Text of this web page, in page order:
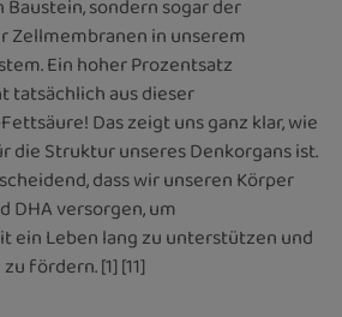
sondern sogar der
Zellmembranen in unserem
Ein hoher Prozentsatz
tatsächlich aus dieser
Das zeigt uns ganz klar, wie
die Struktur unseres Denkorgans ist.
dass wir unseren Körper
DHA versorgen, um
ein Leben lang zu unterstützen und
fördern. [1] [11]